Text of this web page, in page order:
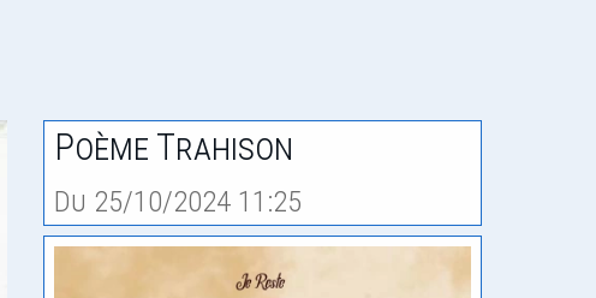
Poème Trahison
Du 25/10/2024 11:25